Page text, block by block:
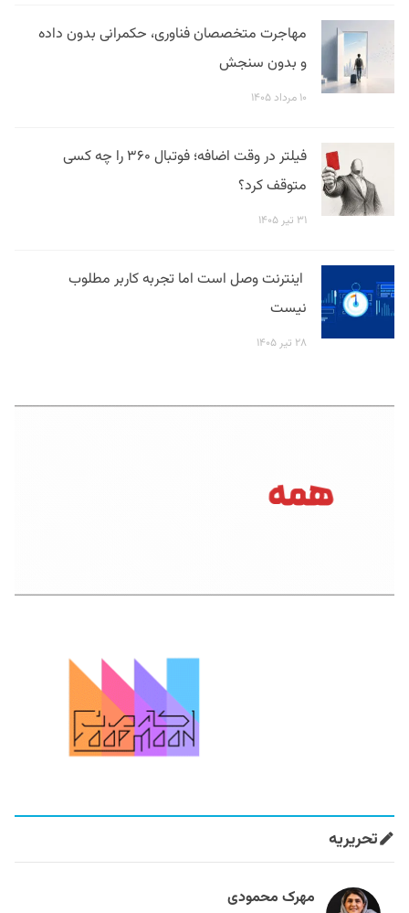
مهاجرت متخصصان فناوری، حکمرانی بدون داده
و بدون سنجش
۱۰ مرداد ۱۴۰۵
فیلتر در وقت اضافه؛ فوتبال ۳۶۰ را چه کسی
متوقف کرد؟
۳۱ تیر ۱۴۰۵
اینترنت وصل است اما تجربه کاربر مطلوب
نیست
۲۸ تیر ۱۴۰۵
تحریریه
مهرک محمودی